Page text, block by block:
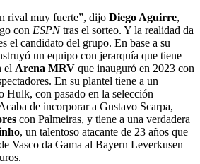
rival muy fuerte”, dijo Diego Aguirre,
con ESPNtras el sorteo. Y la realidad da
el candidato del grupo. En base a su
un equipo con jerarquía que tiene
el Arena MRV que inauguró en 2023 con
En su plantel tiene a un
Hulk, con pasado en la selección
de incorporar a Gustavo Scarpa,
con Palmeiras, y tiene a una verdadera
, un talentoso atacante de 23 años que
Vasco da Gama al Bayern Leverkusen